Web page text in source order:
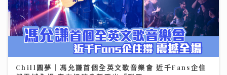
Chill圓夢｜馮允謙首個全英文歌音樂會 近千Fans企住